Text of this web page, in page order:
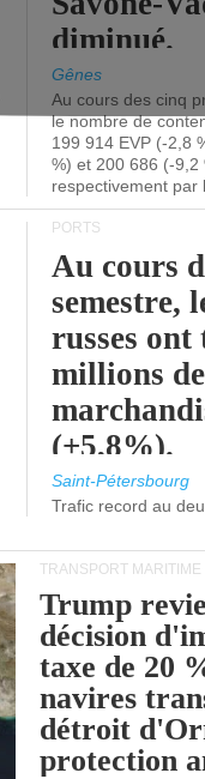
diminué.
Gênes
Au cours des cinq
le nombre de
199 914 EVP (-2,8
%) et 200 686 (-9,2
respectivement par
PORTS
Au cours
semestre,
russes
millions
(+5,8%).
Saint-Pétersbourg
Trafic record au
TRANSPORT MARITIME
Trump
décision
taxe de 20
navires
détroit
protection